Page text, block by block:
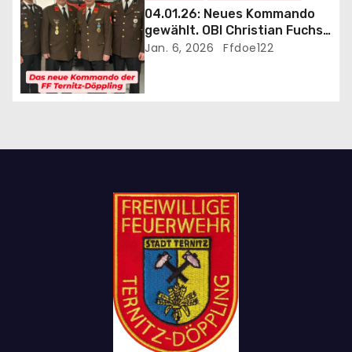
o
n
04.01.26: Neues Kommando
gewählt. OBI Christian Fuchs
als Kommandant bestätigt
Jan. 6, 2026 Ffdoe122